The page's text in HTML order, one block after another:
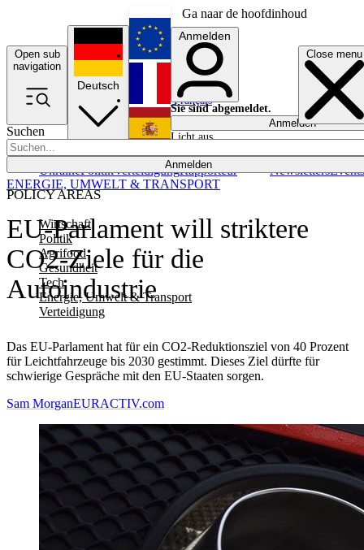
Ga naar de hoofdinhoud
Open sub
navigation
Close menu
Suchen
Anmelden
POLICY AREAS
Wirtschaft
Politik
Agrifood
Gesundheit
Tech
Energie, Umwelt & Transport
Verteidigung
UkrainePolitikVerteidigungRapporteur NewslettersEvents
Deutsch
English
Français
Anmelden
Sie sind abgemeldet.
Anmelden
Licht aus
EU-Parlament will striktere
CO2-Ziele für die
Autoindustrie
Das EU-Parlament hat für ein CO2-Reduktionsziel von 40 Prozent
für Leichtfahrzeuge bis 2030 gestimmt. Dieses Ziel dürfte für
schwierige Gespräche mit den EU-Staaten sorgen.
ENERGIE, UMWELT & TRANSPORT
Sam MorganEURACTIV.com